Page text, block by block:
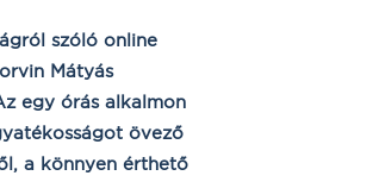
szóló online
Mátyás
egy órás alkalmon
övező
a könnyen érthető